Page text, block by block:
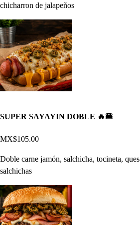
chicharron de jalapeños
SUPER SAYAYIN DOBLE 🔥🍔
MX$105.00
Doble carne jamón, salchicha, tocineta,
salchichas